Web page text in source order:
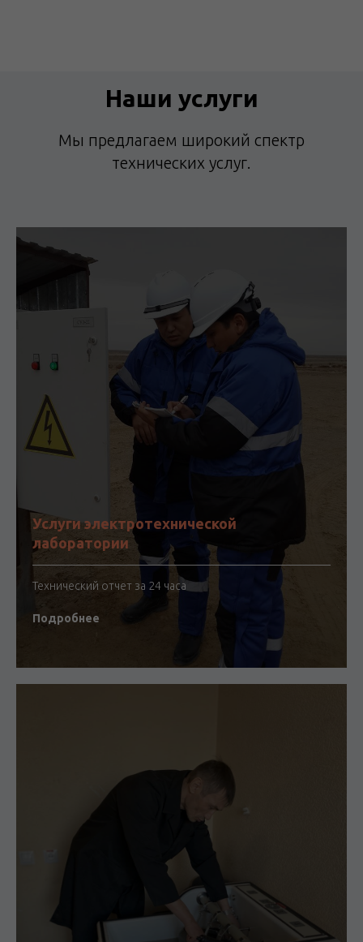
Наши услуги
Мы предлагаем широкий спектр
технических услуг.
Услуги электротехнической
лаборатории
Технический отчет за 24 часа
Подробнее